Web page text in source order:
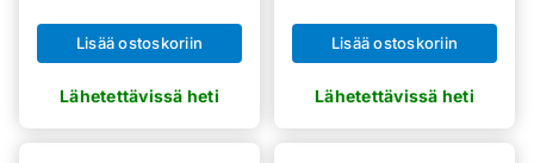
Lisää ostoskoriin Lisää ostoskoriin